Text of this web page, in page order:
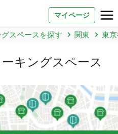
マイページ
スペースを探す 関東 東
キングスペース